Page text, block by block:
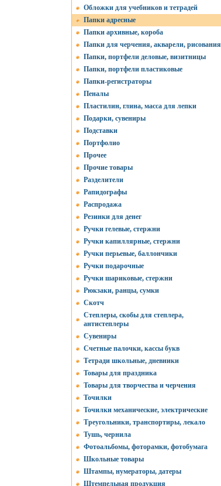
Обложки для учебников и тетрадей
Папки адресные
Папки архивные, короба
Папки для черчения, акварели, рисования
Папки, портфели деловые, визитницы
Папки, портфели пластиковые
Папки-регистраторы
Пеналы
Пластилин, глина, масса для лепки
Подарки, сувениры
Подставки
Портфолио
Прочее
Прочие товары
Разделители
Рапидографы
Распродажа
Резинки для денег
Ручки гелевые, стержни
Ручки капиллярные, стержни
Ручки перьевые, баллончики
Ручки подарочные
Ручки шариковые, стержни
Рюкзаки, ранцы, сумки
Скотч
Степлеры, скобы для степлера,
антистеплеры
Сувениры
Счетные палочки, кассы букв
Тетради школьные, дневники
Товары для праздника
Товары для творчества и черчения
Точилки
Точилки механические, электрические
Треугольники, транспортиры, лекало
Тушь, чернила
Фотоальбомы, фоторамки, фотобумага
Школьные товары
Штампы, нумераторы, датеры
Штемпельная продукция